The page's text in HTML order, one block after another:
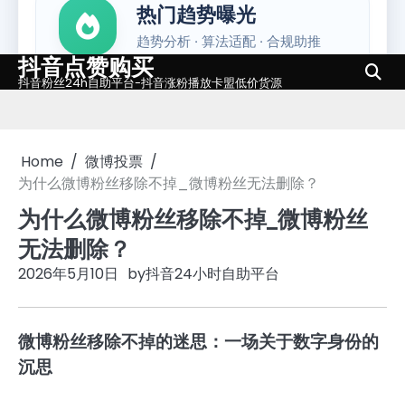
Skip
to
抖音点赞购买
抖音粉丝24h自助平台-抖音涨粉播放卡盟低价货源
Home
微博投票
为什么微博粉丝移除不掉_微博粉丝无法删除？
为什么微博粉丝移除不掉_微博粉丝
无法删除？
2026年5月10日 by抖音24小时自助平台
微博粉丝移除不掉的迷思：一场关于数字身份的
沉思